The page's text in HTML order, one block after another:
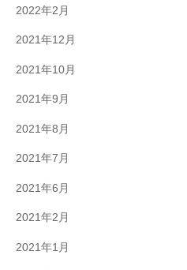
2022年2月
2021年12月
2021年10月
2021年9月
2021年8月
2021年7月
2021年6月
2021年2月
2021年1月